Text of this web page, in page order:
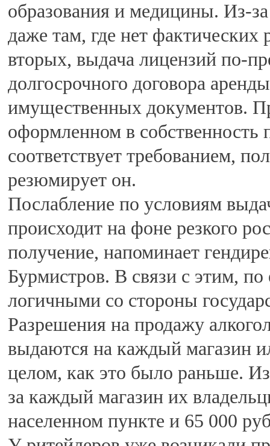
образования и медицины. Из-
даже там, где нет
вторых, выдача лицензий по-
долгосрочного договора
имущественных документов.
оформленном в
соответствует требованием,
резюмирует он.
Послабление по условиям
происходит на фоне резкого
получение, напоминает
Бурмистров. В связи с этим,
логичными со стороны
Разрешения на продажу
выдаются на каждый магазин
целом, как это было раньше.
за каждый магазин их
населенном пункте и 65 000